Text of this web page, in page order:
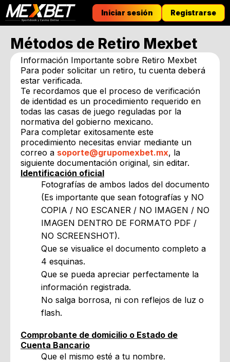
Iniciar sesión Registrarse
Métodos de Retiro Mexbet
Información Importante sobre Retiro Mexbet
Para poder solicitar un retiro, tu cuenta deberá
estar verificada.
Te recordamos que el proceso de verificación
de identidad es un procedimiento requerido en
todas las casas de juego reguladas por la
normativa del gobierno mexicano.
Para completar exitosamente este
procedimiento necesitas enviar mediante un
correo a soporte@grupomexbet.mx, la
siguiente documentación original, sin editar.
Identificación oficial
Fotografías de ambos lados del documento
(Es importante que sean fotografías y NO
COPIA / NO ESCANER / NO IMAGEN / NO
IMAGEN DENTRO DE FORMATO PDF /
NO SCREENSHOT).
Que se visualice el documento completo a
4 esquinas.
Que se pueda apreciar perfectamente la
información registrada.
No salga borrosa, ni con reflejos de luz o
flash.
Comprobante de domicilio o Estado de
Cuenta Bancario
Que el mismo esté a tu nombre.